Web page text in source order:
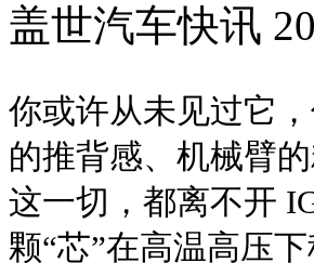
盖世汽车快讯
你或许从未见过它
的推背感、机械臂
这一切，都离不开
颗“芯”在高温高压